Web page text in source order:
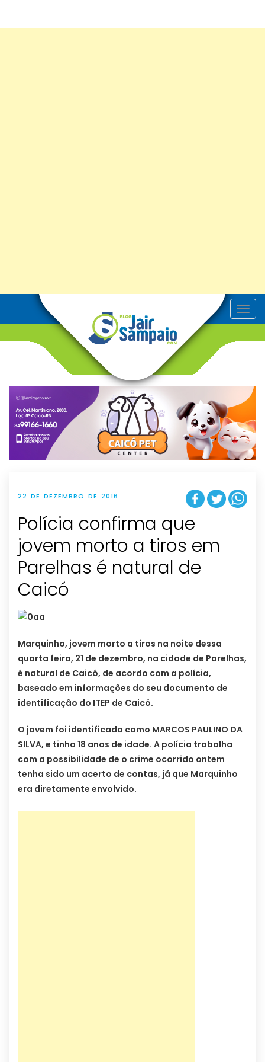
T
o
v
g
t
i
o
n
22 DE DEZEMBRO DE 2016
Polícia confirma que
jovem morto a tiros em
Parelhas é natural de
Caicó
Marquinho, jovem morto a tiros na noite dessa
quarta feira, 21 de dezembro, na cidade de Parelhas,
é natural de Caicó, de acordo com a polícia,
baseado em informações do seu documento de
identificação do ITEP de Caicó.
O jovem foi identificado como MARCOS PAULINO DA
SILVA, e tinha 18 anos de idade. A polícia trabalha
com a possibilidade de o crime ocorrido ontem
tenha sido um acerto de contas, já que Marquinho
era diretamente envolvido.